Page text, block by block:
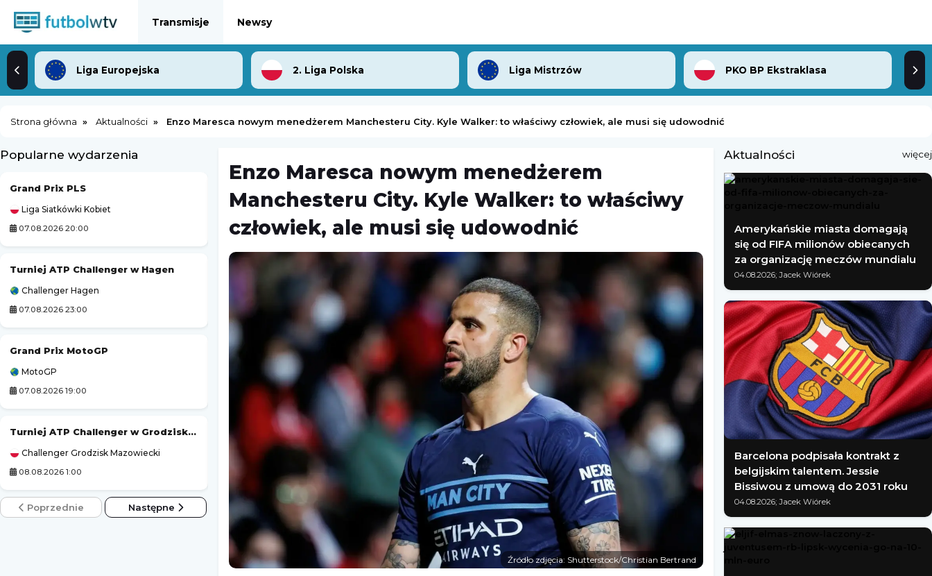
Transmisje Newsy
Liga Europejska 2. Liga Polska Liga Mistrzów PKO BP Ekstraklasa
Strona główna Aktualności Enzo Maresca nowym menedżerem Manchesteru City. Kyle Walker: to właściwy człowiek, ale musi się udowodnić
Popularne wydarzenia
Grand Prix PLS
Liga Siatkówki Kobiet
07.08.2026 20:00
Turniej ATP Challenger w Hagen
Challenger Hagen
07.08.2026 23:00
Grand Prix MotoGP
MotoGP
07.08.2026 19:00
Turniej ATP Challenger w Grodzisku Mazowieckim
Challenger Grodzisk Mazowiecki
08.08.2026 1:00
Challenger Grodzisk Mazowiecki
08.08.2026 1:00
07.08.2026 19:30
Tour de France (kobiety)
07.08.2026 21:45
Jagiellonia Białystok II - Wigry Suwałki
3. Liga Polska
Olimpia Elbląg
3. Liga Polska
07.08.2026 19:00
Turniej ATP Challenger w Lexington
Challenger Lexington
08.08.2026 1:59
Mławianka Mława - Pelikan Łowicz
3. Liga Polska
07.08.2026 19:30
Polonia Bytom - Pogoń Siedlce
1. Liga Polska
07.08.2026 20:00
Poprzednie Następne
Enzo Maresca nowym menedżerem
Manchesteru City. Kyle Walker: to właściwy
człowiek, ale musi się udowodnić
Źródło zdjęcia: Shutterstock/Christian Bertrand
Aktualności więcej
Amerykańskie miasta domagają
się od FIFA milionów obiecanych
za organizację meczów mundialu
04.08.2026; Jacek Wiórek
Barcelona podpisała kontrakt z
belgijskim talentem. Jessie
Bissiwou z umową do 2031 roku
04.08.2026; Jacek Wiórek